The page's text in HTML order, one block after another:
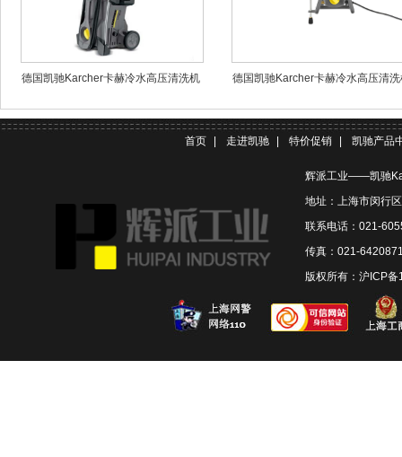
德国凯驰Karcher卡赫冷水高压清洗机
德国凯驰Karcher卡赫冷水高压清洗
首页 走进凯驰 特价促销 凯驰产品
辉派工业——凯驰
地址：上海市闵行
联系电话：021-
传真：021-
版权所有： 沪ICP备